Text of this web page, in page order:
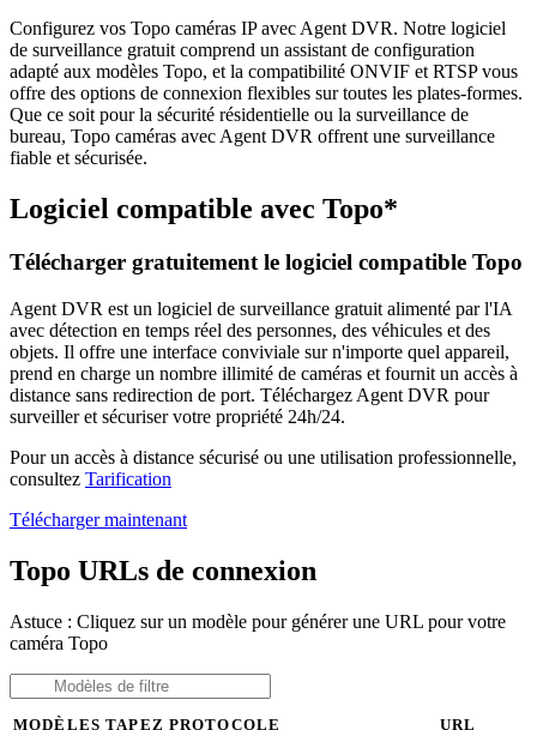
Configurez vos Topo caméras IP avec Agent DVR. Notre logiciel
de surveillance gratuit comprend un assistant de configuration
adapté aux modèles Topo, et la compatibilité ONVIF et RTSP vous
offre des options de connexion flexibles sur toutes les plates-formes.
Que ce soit pour la sécurité résidentielle ou la surveillance de
bureau, Topo caméras avec Agent DVR offrent une surveillance
fiable et sécurisée.
Logiciel compatible avec Topo*
Télécharger gratuitement le logiciel compatible Topo
Agent DVR est un logiciel de surveillance gratuit alimenté par l'IA
avec détection en temps réel des personnes, des véhicules et des
objets. Il offre une interface conviviale sur n'importe quel appareil,
prend en charge un nombre illimité de caméras et fournit un accès à
distance sans redirection de port. Téléchargez Agent DVR pour
surveiller et sécuriser votre propriété 24h/24.
Pour un accès à distance sécurisé ou une utilisation professionnelle,
consultez Tarification
Télécharger maintenant
Topo URLs de connexion
Astuce : Cliquez sur un modèle pour générer une URL pour votre
caméra Topo
MODÈLES TAPEZ PROTOCOLE URL